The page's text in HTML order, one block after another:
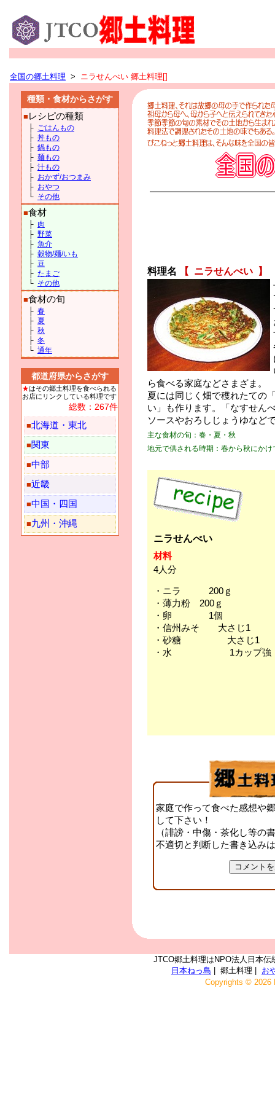
全国の郷土料理 > ニラせんべい 郷土料理[]
種類・食材からさがす
■ レシピの種類
├ ごはんもの
├ 丼もの
├ 鍋もの
├ 麺もの
├ 汁もの
├ おかず/おつまみ
├ おやつ
└ その他
■食材
├ 肉
├ 野菜
├ 魚介
├ 穀物/麺/いも
├ 豆
├ たまご
└ その他
■食材の旬
├ 春
├ 夏
├ 秋
├ 冬
└ 通年
都道府県からさがす
★はその郷土料理を食べられる
お店にリンクしている料理です
総数：267件
■北海道・東北
■関東
■中部
■近畿
■中国・四国
■九州・沖縄
料理名 【 ニラせんべい 】
ら食べる家庭などさまざま。
夏には同じく畑で穫れたての
い」も作ります。「なすせん
ソースやおろしじょうゆなど
主な食材の旬：春・夏・秋
地元で供される時期：春から秋にかけ
ニラせんべい
材料
4人分
・ニラ 200ｇ
・薄力粉 200ｇ
・卵 1個
・信州みそ 大さじ1
・砂糖 大さじ1
・水 1カップ強
家庭で作って食べた感想や
して下さい！
（誹謗・中傷・茶化し等の
不適切と判断した書き込み
JTCO郷土料理はNPO法人日本
日本ねっ島 | 郷土料理 | お
Copyrights © 2026